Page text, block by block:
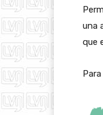
una
que